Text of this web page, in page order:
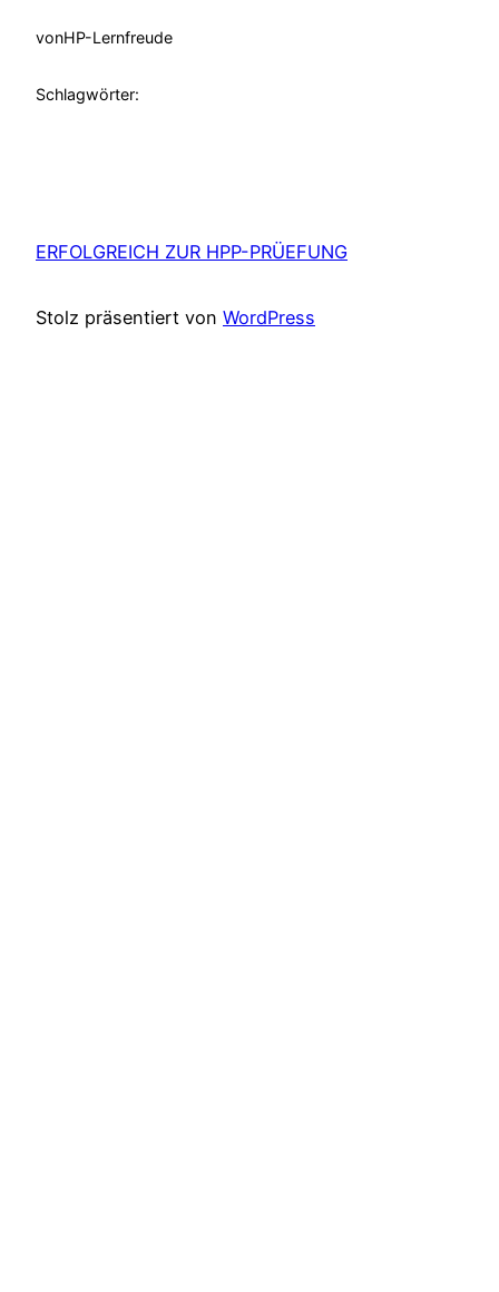
vonHP-Lernfreude
Schlagwörter:
ERFOLGREICH ZUR HPP-PRÜEFUNG
Stolz präsentiert von WordPress